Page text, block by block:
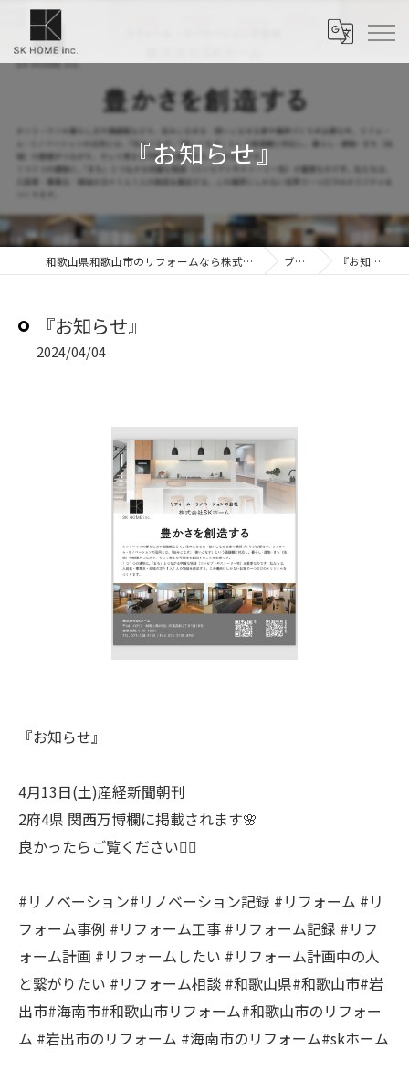
『お知らせ』
和歌山県和歌山市のリフォームなら株式会社SKホーム ブログ 『お知らせ』
『お知らせ』
2024/04/04
『お知らせ』
4月13日(土)産経新聞朝刊
2府4県 関西万博欄に掲載されます🌸
良かったらご覧ください💁‍♀️
#リノベーション#リノベーション記録 #リフォーム #リ
フォーム事例 #リフォーム工事 #リフォーム記録 #リフ
ォーム計画 #リフォームしたい #リフォーム計画中の人
と繋がりたい #リフォーム相談 #和歌山県#和歌山市#岩
出市#海南市#和歌山市リフォーム#和歌山市のリフォー
ム #岩出市のリフォーム #海南市のリフォーム#skホーム